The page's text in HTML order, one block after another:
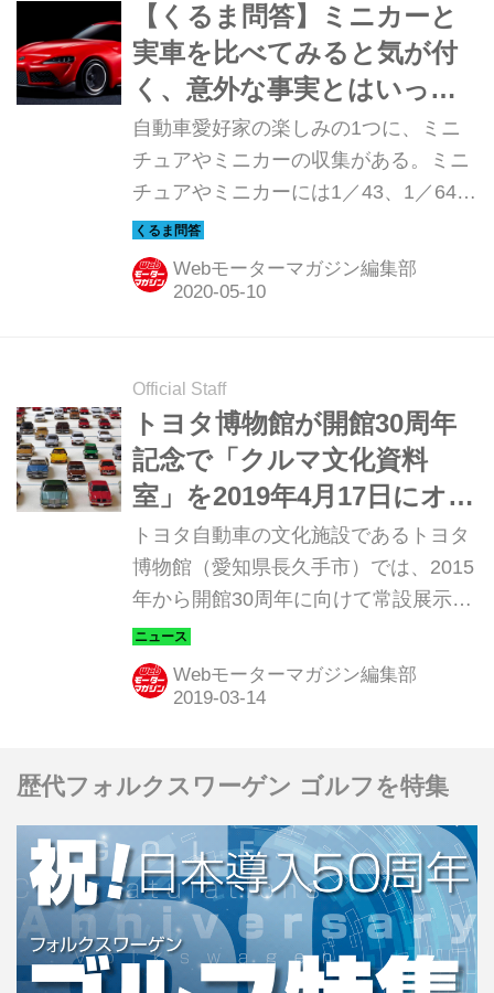
【くるま問答】ミニカーと
実車を比べてみると気が付
く、意外な事実とはいった
い何か？
自動車愛好家の楽しみの1つに、ミニ
チュアやミニカーの収集がある。ミニ
チュアやミニカーには1／43、1／64な
どのスケールがあるが、縮尺倍すれば
実車そっくりになるかというと、そう
ではないようだ。そこにはどのような
Webモーターマガジン編集部
Official Staff
トヨタ博物館が開館30周年
記念で「クルマ文化資料
室」を2019年4月17日にオー
プン。 一見の価値あり！
トヨタ自動車の文化施設であるトヨタ
博物館（愛知県長久手市）では、2015
年から開館30周年に向けて常設展示の
リニューアルを段階的に実施してきた
が、このほど「クルマ文化資料室」を
4月17日（水）よりオープンすると発
Webモーターマガジン編集部
歴代フォルクスワーゲン ゴルフを特集